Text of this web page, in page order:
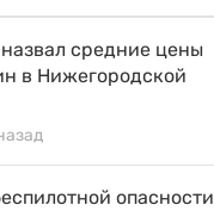
назвал средние цены
в Нижегородской
опасности